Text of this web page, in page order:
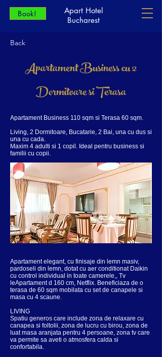
Apart Hotel
Bucharest
Book!
Back
Apartament Business cu 2
Dormitoare si Terasa
Apartament Business 110 sqm si Terasa 60 sqm.
Living, 2 Dormitoare, Bucatarie, 2 Bai, una cu dus si
una cu cada.
Maxim 4 adulti si 1 copil. Ideal pentru business si
familii cu copii.
Apartament elegant, cu finisaje din lemn masiv,
pardoseli din lemn, dotat cu aer conditionat Daikin
cu control individual in toate camerele,, Tv
leApartament d 160 cm, Netflix. Beneficiaza de o
terasa de 60 sqm mobilata cu set de canapele si
masa cu 4 scaune.
LIVING
Spatiu generos care include zona de relaxare cu
canapea si foltolii, zona de lucru cu birou, zona de
luat masa aranjata pentru 4 persoane, zona tv care
va permite sa aveti o atmosfera calda si
confortabila.